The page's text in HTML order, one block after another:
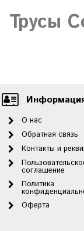
Трусы
О нас
Обратная связь
Контакты и
соглашение
Политика
Оферта